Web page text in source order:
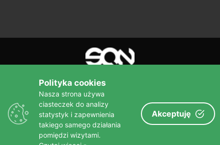
Więcej niż książka!
Wydawnictwo
sine qua non
Polityka cookies
Nasza strona używa
ciasteczek do analizy
statystyk i zapewnienia
takiego samego działania
pomiędzi wizytami.
Akceptuję